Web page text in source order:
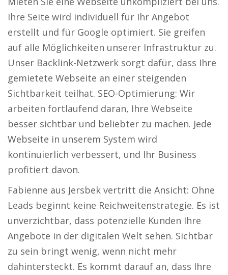
Ihre Seite wird individuell für Ihr Angebot
erstellt und für Google optimiert. Sie greifen
auf alle Möglichkeiten unserer Infrastruktur zu.
Unser Backlink-Netzwerk sorgt dafür, dass Ihre
gemietete Webseite an einer steigenden
Sichtbarkeit teilhat. SEO-Optimierung: Wir
arbeiten fortlaufend daran, Ihre Webseite
besser sichtbar und beliebter zu machen. Jede
Webseite in unserem System wird
kontinuierlich verbessert, und Ihr Business
profitiert davon.
Fabienne aus Jersbek vertritt die Ansicht: Ohne
Leads beginnt keine Reichweitenstrategie. Es ist
unverzichtbar, dass potenzielle Kunden Ihre
Angebote in der digitalen Welt sehen. Sichtbar
zu sein bringt wenig, wenn nicht mehr
dahintersteckt. Es kommt darauf an, dass Ihre